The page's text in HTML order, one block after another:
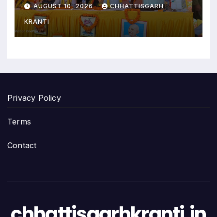
AUGUST 10, 2026 CHHATTISGARH
KRANTI
Privacy Policy
Terms
Contact